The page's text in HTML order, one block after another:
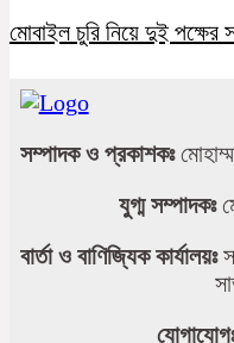
মোবাইল চুরি নিয়ে দুই
সম্পাদক ও প্রকাশকঃ
যুগ্ম সম্পাদকঃ
বার্তা ও বাণিজ্যিক কার্যালয়ঃ